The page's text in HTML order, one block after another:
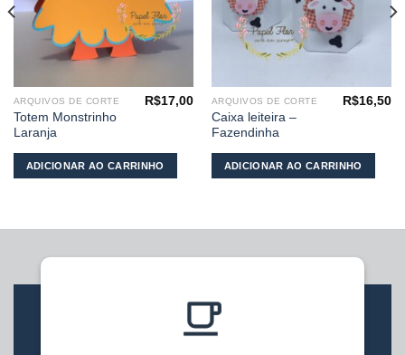
ARQUIVOS DE CORTE
Totem Monstrinho
Laranja
R$17,00
ADICIONAR AO CARRINHO
ARQUIVOS DE CORTE
Caixa leiteira –
Fazendinha
R$16,50
ADICIONAR AO CARRINHO